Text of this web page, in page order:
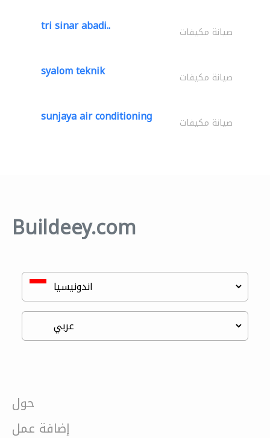
tri sinar abadi.. صيانة مكيفات
syalom teknik صيانة مكيفات
sunjaya air conditioning صيانة مكيفات
Buildeey.com
حول
إضافة عمل